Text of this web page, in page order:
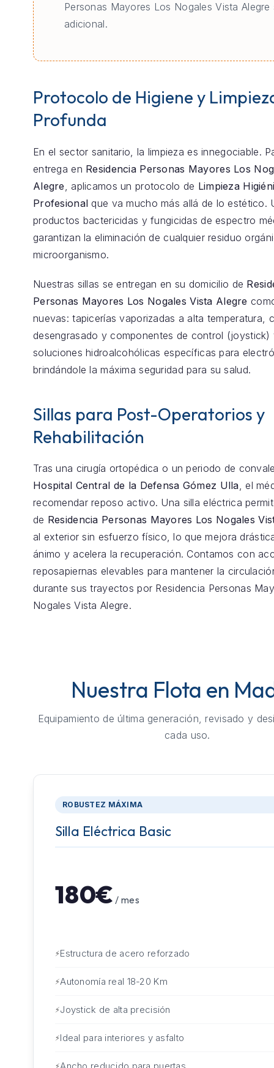
Personas Mayores Los Nogales Vista
adicional.
Protocolo de Higiene y
Profunda
En el sector sanitario, la limpieza es innegociable.
entrega en Residencia Personas Mayores Los
Alegre , aplicamos un protocolo de Limpieza
Profesional que va mucho más allá de lo estético.
productos bactericidas y fungicidas de espectro
garantizan la eliminación de cualquier residuo
microorganismo.
Nuestras sillas se entregan en su domicilio de
Personas Mayores Los Nogales Vista Alegre
nuevas: tapicerías vaporizadas a alta temperatura,
desengrasado y componentes de control
soluciones hidroalcohólicas específicas para
brindándole la máxima seguridad para su salud.
Sillas para Post-Operatorios y
Rehabilitación
Tras una cirugía ortopédica o un periodo de
Hospital Central de la Defensa Gómez Ulla, el
recomendar reposo activo. Una silla eléctrica
de Residencia Personas Mayores Los Nogales
al exterior sin esfuerzo físico, lo que mejora
ánimo y acelera la recuperación. Contamos con
reposapiernas elevables para mantener la
durante sus trayectos por Residencia Personas
Nogales Vista Alegre.
Nuestra Flota en
Equipamiento de última generación, revisado y
cada uso.
ROBUSTEZ MÁXIMA
Silla Eléctrica Basic
180€ / mes
Estructura de acero reforzado
Autonomía real 18-20 Km
Joystick de alta precisión
Ideal para interiores y asfalto